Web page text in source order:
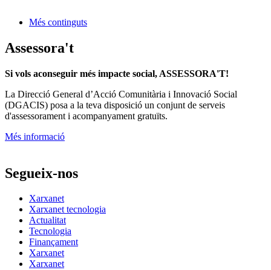
Més continguts
Assessora't
Si vols aconseguir més impacte social, ASSESSORA'T!
La Direcció General d’Acció Comunitària i Innovació Social
(DGACIS) posa a la teva disposició un conjunt de serveis
d'assessorament i acompanyament gratuïts.
Més informació
Segueix-nos
Xarxanet
Xarxanet tecnologia
Actualitat
Tecnologia
Finançament
Xarxanet
Xarxanet